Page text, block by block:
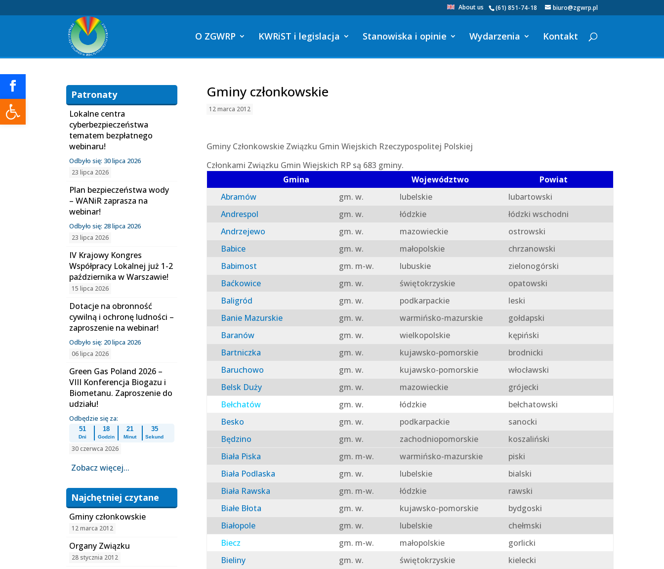
Otwórz pasek narzędzi
(61) 851-74-18 biuro@zgwrp.pl
About us
O ZGWRP KWRiST i legislacja Stanowiska i opinie Wydarzenia Kontakt
Gminy członkowskie
12 marca 2012
Gminy Członkowskie Związku Gmin Wiejskich Rzeczypospolitej Polskiej
Członkami Związku Gmin Wiejskich RP są 683 gminy.
Gmina
Województwo
Powiat
Abramów
gm. w. lubelskie
lubartowski
Andrespol
gm. w. łódzkie
łódzki wschodni
Andrzejewo
gm. w. mazowieckie
ostrowski
Babice
gm. w. małopolskie
chrzanowski
Babimost
gm. m-w. lubuskie
zielonogórski
Baćkowice
gm. w. świętokrzyskie
opatowski
Baligród
gm. w. podkarpackie
leski
Banie Mazurskie
gm. w. warmińsko-mazurskie
gołdapski
Baranów
gm. w. wielkopolskie
kępiński
Bartniczka
gm. w. kujawsko-pomorskie
brodnicki
Baruchowo
gm. w. kujawsko-pomorskie
włocławski
Belsk Duży
gm. w. mazowieckie
grójecki
Bełchatów
gm. w. łódzkie
bełchatowski
Besko
gm. w. podkarpackie
sanocki
Będzino
gm. w. zachodniopomorskie
koszaliński
Biała Piska
gm. m-w. warmińsko-mazurskie
piski
Biała Podlaska
gm. w. lubelskie
bialski
Biała Rawska
gm. m-w. łódzkie
rawski
Białe Błota
gm. w. kujawsko-pomorskie
bydgoski
Białopole
gm. w. lubelskie
chełmski
Biecz
gm. m-w. małopolskie
gorlicki
Bieliny
gm. w. świętokrzyskie
kielecki
Patronaty
Lokalne centra
cyberbezpieczeństwa
tematem bezpłatnego
webinaru!
Odbyło się: 30 lipca 2026
23 lipca 2026
Plan bezpieczeństwa wody
– WANiR zaprasza na
webinar!
Odbyło się: 28 lipca 2026
23 lipca 2026
IV Krajowy Kongres
Współpracy Lokalnej już 1-2
października w Warszawie!
15 lipca 2026
Dotacje na obronność
cywilną i ochronę ludności –
zaproszenie na webinar!
Odbyło się: 20 lipca 2026
06 lipca 2026
Green Gas Poland 2026 –
VIII Konferencja Biogazu i
Biometanu. Zaproszenie do
udziału!
Odbędzie się za:
51
Dni
18
Godzin
21
Minut
34
Sekund
30 czerwca 2026
Zobacz więcej...
Najchętniej czytane
Gminy członkowskie
12 marca 2012
Organy Związku
28 stycznia 2012